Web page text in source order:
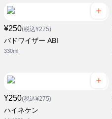
¥250(税込¥275)
バドワイザー ABI
330ml
¥250(税込¥275)
ハイネケン